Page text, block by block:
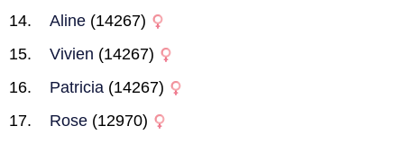
Aline (14267)
Vivien (14267)
Patricia (14267)
Rose (12970)